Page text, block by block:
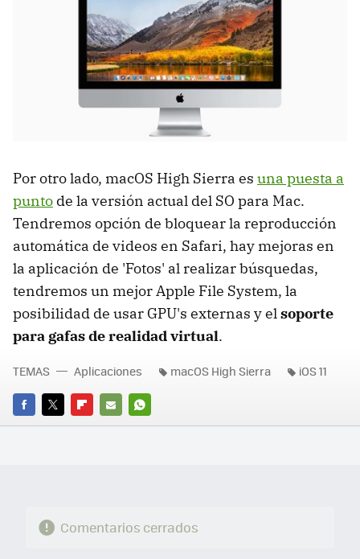
Por otro lado, macOS High Sierra es una puesta a
punto de la versión actual del SO para Mac.
Tendremos opción de bloquear la reproducción
automática de videos en Safari, hay mejoras en
la aplicación de 'Fotos' al realizar búsquedas,
tendremos un mejor Apple File System, la
posibilidad de usar GPU's externas y elsoporte
para gafas de realidad virtual.
FACEBOOK
TWITTERFLIPBOARD
E-
WHATSAPP
TEMAS Aplicaciones macOS High Sierra iOS 11
Comentarios cerrados